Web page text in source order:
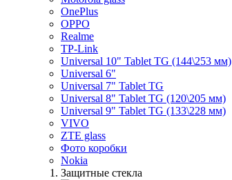
OnePlus
OPPO
Realme
TP-Link
Universal 10" Tablet TG (144\253 мм)
Universal 6"
Universal 7" Tablet TG
Universal 8" Tablet TG (120\205 мм)
Universal 9" Tablet TG (133\228 мм)
VIVO
ZTE glass
Фото коробки
Nokia
Защитные стекла